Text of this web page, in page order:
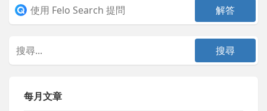
每月文章